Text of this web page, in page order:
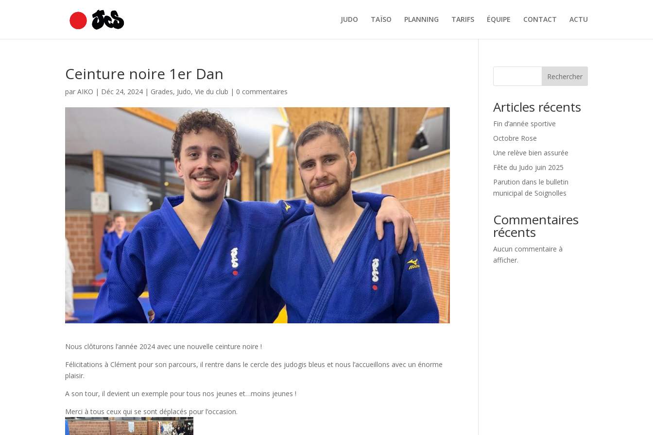
JUDO TAÏSO PLANNING TARIFS ÉQUIPE CONTACT ACTU
Ceinture noire 1er Dan
parAIKO | Déc 24, 2024 | Grades, Judo,Vie du club | 0 commentaires
Nous clôturons l’année 2024 avec une nouvelle ceinture noire !
Félicitations à Clément pour son parcours, il rentre dans le cercle des judogis bleus et nous l’accueillons avec un énorme
plaisir.
A son tour, il devient un exemple pour tous nos jeunes et…moins jeunes !
Merci à tous ceux qui se sont déplacés pour l’occasion.
Rechercher
Articles récents
Fin d’année sportive
Octobre Rose
Une relève bien assurée
Fête du Judo juin 2025
Parution dans le bulletin
municipal de Soignolles
Commentaires
récents
Aucun commentaire à
afficher.